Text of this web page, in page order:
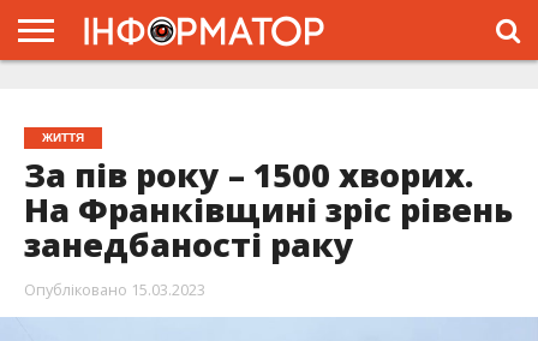
ЖИТТЯ
За пів року – 1500 хворих.
На Франківщині зріс рівень
занедбаності раку
Опубліковано 15.03.2023